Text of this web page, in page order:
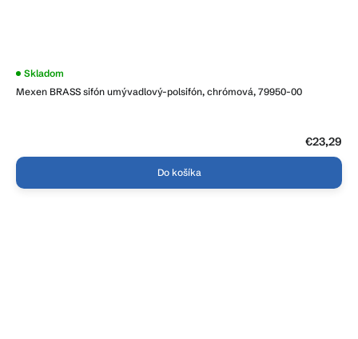
Mexen BRASS sifón umývadlový-polsifón, chrómová, 79950-00
Skladom
€23,29
Do košíka